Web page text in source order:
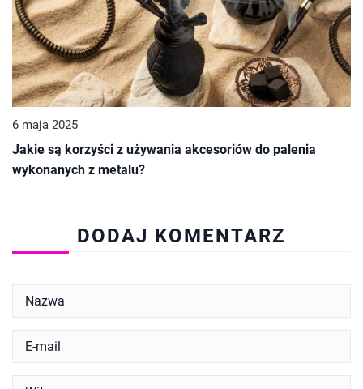
6 maja 2025
Jakie są korzyści z używania akcesoriów do palenia
wykonanych z metalu?
DODAJ KOMENTARZ